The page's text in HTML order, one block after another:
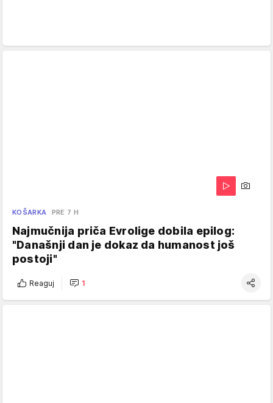
KOŠARKA PRE 7 H
Najmučnija priča Evrolige dobila epilog:
"Današnji dan je dokaz da humanost još
postoji"
Reaguj 1